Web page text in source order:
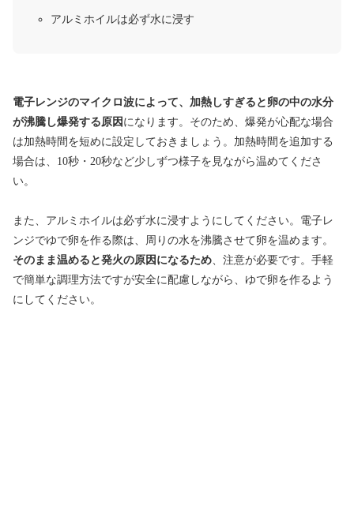
アルミホイルは必ず水に浸す
電子レンジのマイクロ波によって、加熱しすぎると卵の中の水分
が沸騰し爆発する原因 になります。そのため、爆発が心配な場合
は加熱時間を短めに設定しておきましょう。加熱時間を追加する
場合は、10秒・20秒など少しずつ様子を見ながら温めてくださ
い。
また、アルミホイルは必ず水に浸すようにしてください。電子レ
ンジでゆで卵を作る際は、周りの水を沸騰させて卵を温めます。
そのまま温めると発火の原因になるため、注意が必要です。手軽
で簡単な調理方法ですが安全に配慮しながら、ゆで卵を作るよう
にしてください。